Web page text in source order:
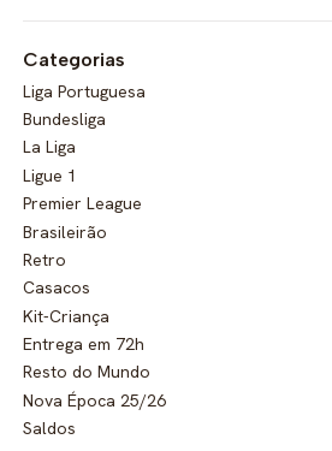
Categorias
Liga Portuguesa
Bundesliga
La Liga
Ligue 1
Premier League
Brasileirão
Retro
Casacos
Kit-Criança
Entrega em 72h
Resto do Mundo
Nova Época 25/26
Saldos